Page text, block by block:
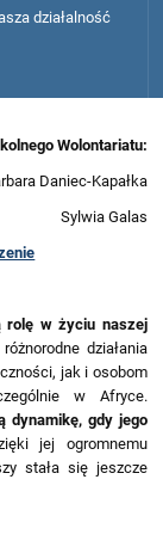
działalność
Wolontariatu:
Daniec-Kapałka
Sylwia Galas
rolę w życiu naszej
działania
jak i osobom
w Afryce.
dynamikę, gdy jego
jej ogromnemu
stała się jeszcze